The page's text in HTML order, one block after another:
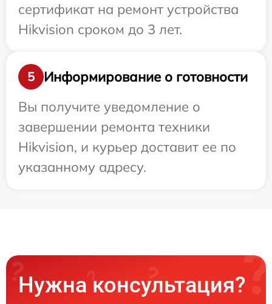
сертификат на ремонт устройства
Hikvision сроком до 3 лет.
5
Информирование о готовности
Вы получите уведомление о
завершении ремонта техники
Hikvision, и курьер доставит ее по
указанному адресу.
Нужна консультация?